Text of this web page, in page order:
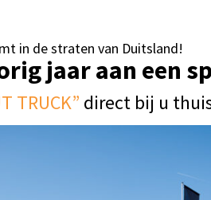
in de straten van Duitsland!
jaar aan een
TRUCK” direct bij u